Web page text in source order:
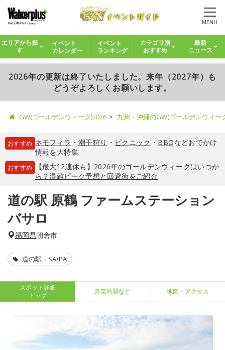
MENU
エリアから探
す
イベント
カレンダー
イベント
ランキング
カテゴリ別
おすすめ
最新
ニュース
2026年の更新は終了いたしました。来年（2027年）も
どうぞよろしくお願いします。
GW(ゴールデンウィーク)2026 九州・沖縄のGW(ゴールデンウィ
おすすめ ネモフィラ ・ 潮干狩り ・ ピクニック ・ BBQなどおでかけ
情報を大特集
おすすめ
【最大12連休も】2026年のゴールデンウィークはいつか
ら？混雑ピーク予想と回避術をご紹介
道の駅 原鶴 ファームステーション
バサロ
福岡県朝倉市
道の駅・SA/PA
スポット詳細
トップ
営業時間など 地図・アクセス